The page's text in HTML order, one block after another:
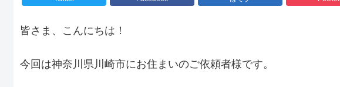
皆さま、こんにちは！
今回は神奈川県川崎市にお住まいのご依頼者様です。